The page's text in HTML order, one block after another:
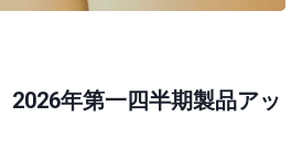
2026年第一四半期製品アッ